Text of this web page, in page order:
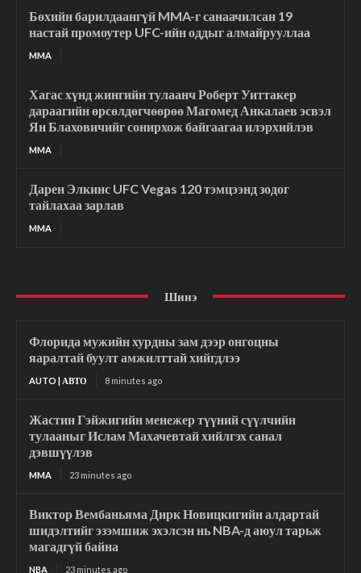
Бөхийн барилдаангүй MMA-г санаачилсан 19
настай промоутер UFC-ийн оддыг алмайрууллаа
MMA
Хагас хүнд жингийн тулаанч Роберт Уиттакер
дараагийн өрсөлдөгчөөрөө Магомед Анкалаев эсвэл
Ян Блаховичийг сонирхож байгаагаа илэрхийлэв
MMA
Дарен Элкинс UFC Vegas 120 тэмцээнд зодог
тайлахаа зарлав
MMA
Шинэ
Флорида мужийн хурдны зам дээр онгоцны
яаралтай буулт амжилттай хийгдлээ
AUTO | АВТО 8 minutes ago
Жастин Гэйжигийн менежер түүний сүүлчийн
тулааныг Ислам Махачевтай хийлгэх санал
дэвшүүлэв
MMA 23 minutes ago
Виктор Вембаньяма Дирк Новицкигийн алдартай
шидэлтийг эзэмшиж эхэлсэн нь NBA-д аюул тарьж
магадгүй байна
NBA 23 minutes ago